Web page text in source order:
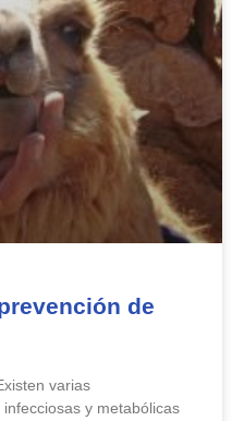
de
varias
y metabólicas